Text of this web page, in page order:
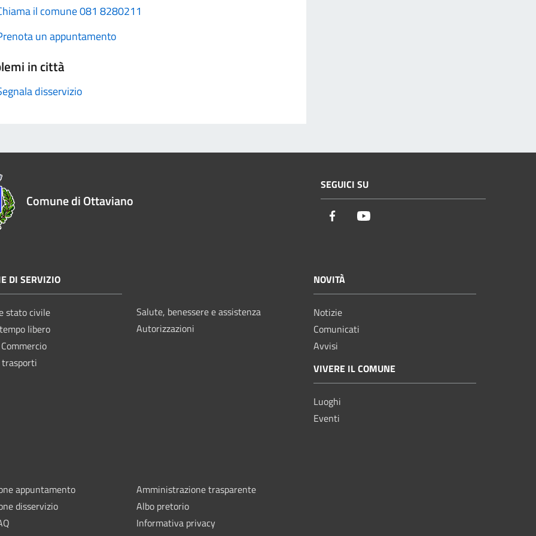
il comune 081 8280211
un appuntamento
in città
disservizio
Comune di Ottaviano
SEGUICI SU
Facebook
DI SERVIZIO
stato civile
libero
Salute, benessere e assistenza
Autorizzazioni
NOVITÀ
Notizie
Comunicati
Avvisi
VIVERE IL COMUNE
Luoghi
Eventi
appuntamento
disservizio
Amministrazione trasparente
Albo pretorio
Informativa privacy